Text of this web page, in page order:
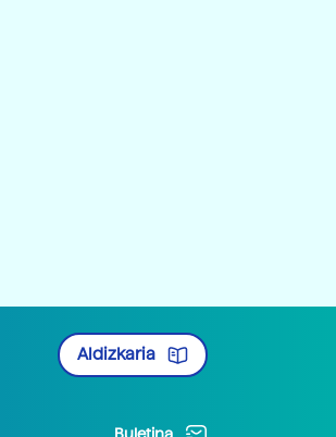
Aldizkaria